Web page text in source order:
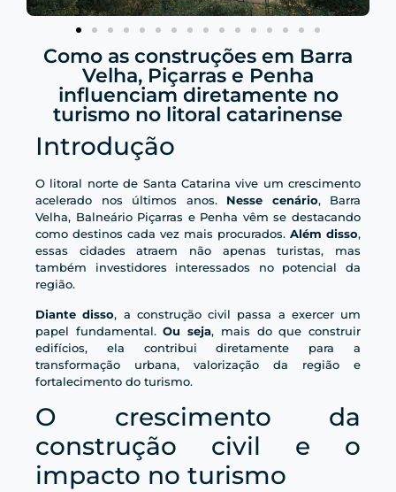
Como as construções em Barra
Velha, Piçarras e Penha
influenciam diretamente no
turismo no litoral catarinense
Introdução
O litoral norte de Santa Catarina vive um crescimento
acelerado nos últimos anos. Nesse cenário, Barra
Velha, Balneário Piçarras e Penha vêm se destacando
como destinos cada vez mais procurados. Além disso,
essas cidades atraem não apenas turistas, mas
também investidores interessados no potencial da
região.
Diante disso, a construção civil passa a exercer um
papel fundamental.Ou seja, mais do que construir
edifícios, ela contribui diretamente para a
transformação urbana, valorização da região e
fortalecimento do turismo.
O crescimento da
construção civil e o
impacto no turismo